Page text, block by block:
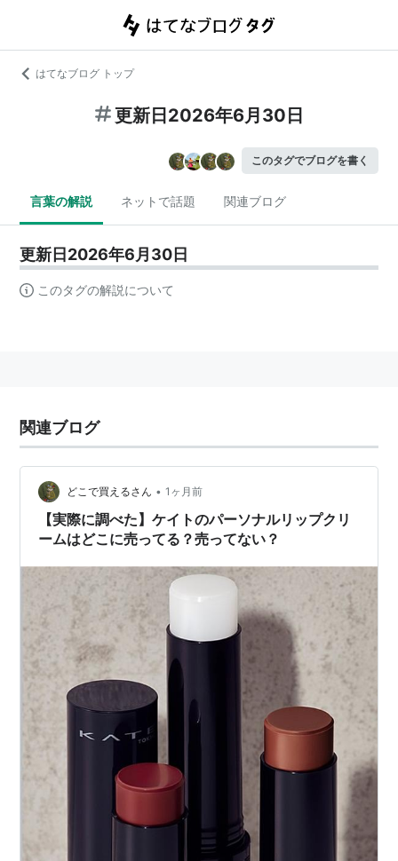
はてなブログ トップ
更新日2026年6月30日
このタグでブログを書く
言葉の解説 ネットで話題 関連ブログ
更新日2026年6月30日
このタグの解説について
関連ブログ
どこで買えるさん • 1ヶ月前
【実際に調べた】ケイトのパーソナルリップクリ
ームはどこに売ってる？売ってない？